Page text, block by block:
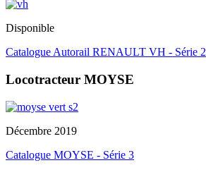
Disponible
Catalogue Autorail RENAULT VH - Série 2
Locotracteur MOYSE
Décembre 2019
Catalogue MOYSE - Série 3